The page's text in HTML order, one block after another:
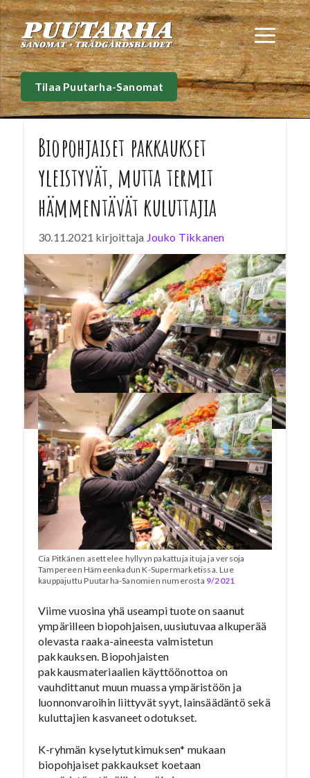
Siirry
sisältöön
Tilaa Puutarha-Sanomat
Biopohjaiset pakkaukset
yleistyvät, mutta termit
hämmentävät kuluttajia
30.11.2021 kirjoittaja Jouko Tikkanen
Uusia pakkausinnovaatioita tuodaan
markkinoille jatkuvasti ja muovia korvataan
esimerkiksi biopohjaisilla ratkaisuilla.
Kuluttajat kokevat biopohjaiset pakkaukset
ympäristöystävällisimmäksi
pakkausvaihtoehdoksi, mutta bio-alkuiset
pakkaustermit aiheuttavat hämmennystä,
selviää K-ryhmän kyselytutkimuksesta.
Cia Pitkänen asettelee hyllyyn pakattuja ituja ja versoja
Tampereen Hämeenkadun K-Supermarketissa. Lue
kauppajuttu Puutarha-Sanomien numerosta 9/2021
Viime vuosina yhä useampi tuote on saanut
ympärilleen biopohjaisen, uusiutuvaa alkuperää
olevasta raaka-aineesta valmistetun
pakkauksen. Biopohjaisten
pakkausmateriaalien käyttöönottoa on
vauhdittanut muun muassa ympäristöön ja
luonnonvaroihin liittyvät syyt, lainsäädäntö sekä
kuluttajien kasvaneet odotukset.
K-ryhmän kyselytutkimuksen* mukaan
biopohjaiset pakkaukset koetaan